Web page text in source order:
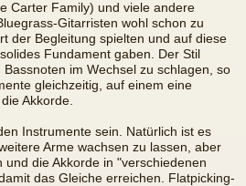
Carter Family) und viele andere
Gitarristen wohl schon zu
der Begleitung spielten und auf diese
Fundament gaben. Der Stil
im Wechsel zu schlagen, so
gleichzeitig, auf einem eine
Akkorde.
Instrumente sein. Natürlich ist es
Arme wachsen zu lassen, aber
und die Akkorde in "verschiedenen
das Gleiche erreichen. Flatpicking-